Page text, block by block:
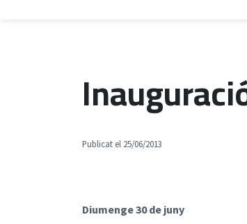
Publicat el 25/06/2013
Diumenge 30 de juny